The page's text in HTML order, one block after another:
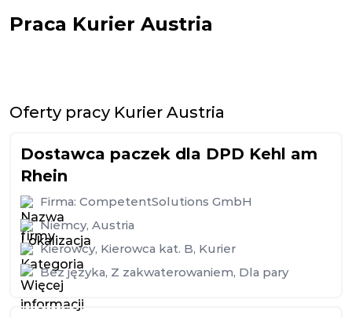
Praca Kurier Austria
Oferty pracy Kurier Austria
Dostawca paczek dla DPD Kehl am
Rhein
Firma: CompetentSolutions GmbH
Niemcy, Austria
Kierowcy, Kierowca kat. B, Kurier
Bez języka, Z zakwaterowaniem, Dla pary